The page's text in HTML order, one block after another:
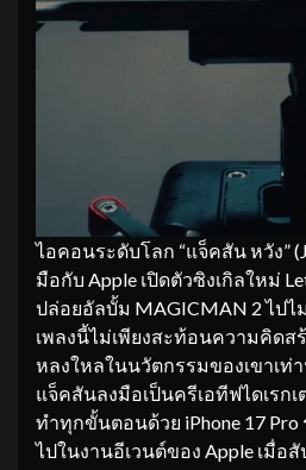
ไอคอนระดับโลก “แจ็คสัน หวัง”
มือกับ Apple เปิดตัวซิงเกิลใหม่
ปล่อยอัลบั้ม MAGICMAN 2 ไป
เพลงนี้ไม่เพียงสะท้อนความคิดส
หลงใหลในนวัตกรรมของเขาเท่
แจ็คสันลงมือเป็นครีเอทีฟไดเรกเ
ทำทุกขั้นตอนด้วย iPhone 17 Pro
ไปในงานอีเวนต์ของ Apple เมื่อ